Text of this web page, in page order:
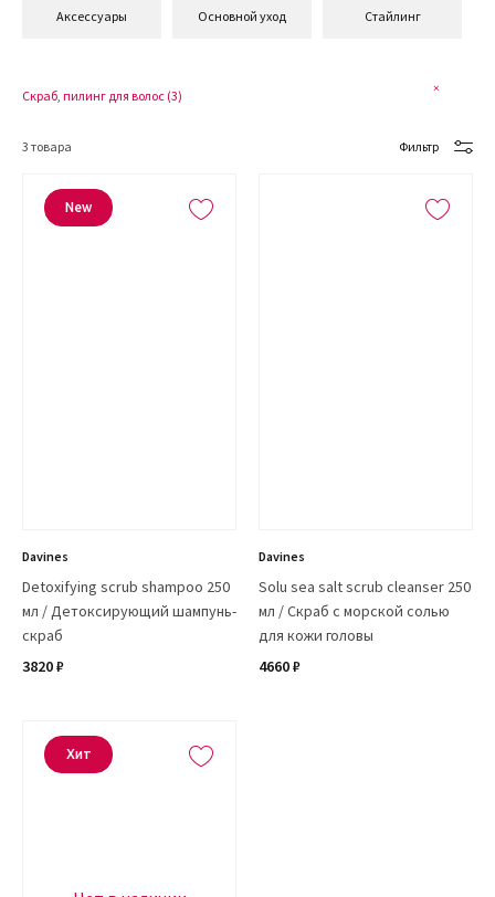
Аксессуары Основной уход Стайлинг
Скраб, пилинг для волос (3)
3 товара Фильтр
Davines
Detoxifying scrub shampoo 250
мл / Детоксирующий шампунь-
скраб
3820 ₽
New
Davines
Solu sea salt scrub cleanser 250
мл / Cкраб с морской солью
для кожи головы
4660 ₽
Хит